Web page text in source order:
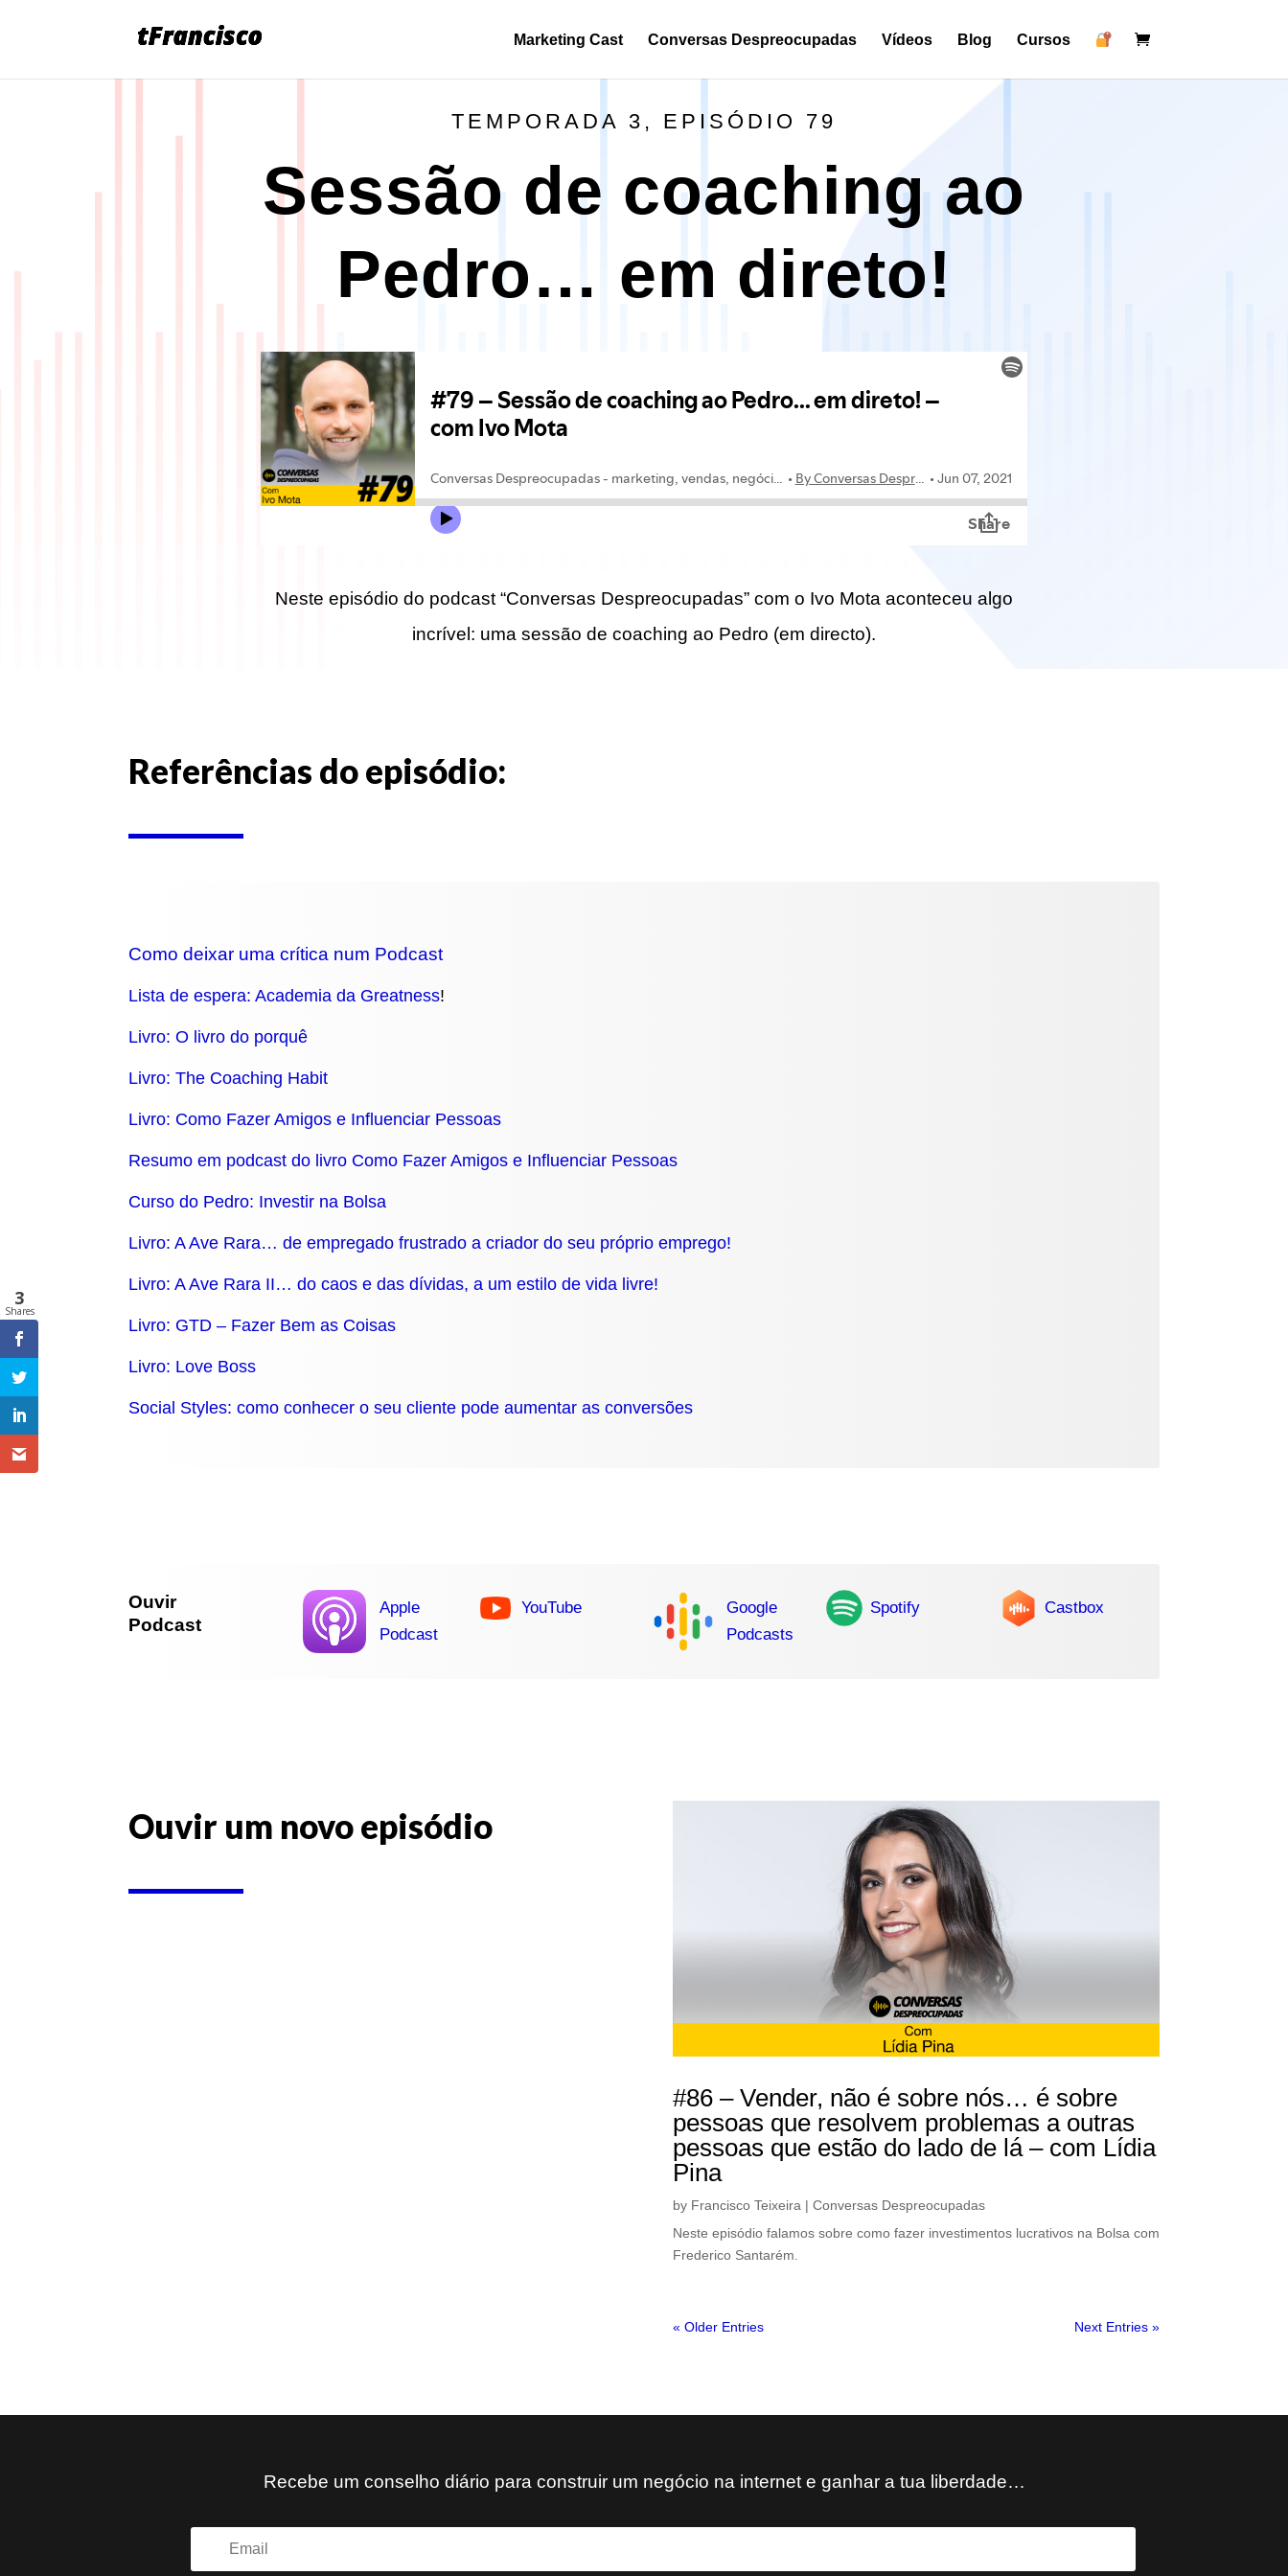
Marketing Cast Conversas Despreocupadas Vídeos Blog Cursos
TEMPORADA 3, EPISÓDIO 79
Sessão de coaching ao
Pedro… em direto!
Neste episódio do podcast “Conversas Despreocupadas” com o Ivo Mota aconteceu algo
incrível: uma sessão de coaching ao Pedro (em directo).
Referências do episódio:
Como deixar uma crítica num Podcast
Lista de espera: Academia da Greatness!
Livro: O livro do porquê
Livro: The Coaching Habit
Livro: Como Fazer Amigos e Influenciar Pessoas
Resumo em podcast do livro Como Fazer Amigos e Influenciar Pessoas
Curso do Pedro: Investir na Bolsa
Livro: A Ave Rara… de empregado frustrado a criador do seu próprio emprego!
Livro: A Ave Rara II… do caos e das dívidas, a um estilo de vida livre!
Livro: GTD – Fazer Bem as Coisas
Livro: Love Boss
Social Styles: como conhecer o seu cliente pode aumentar as conversões
Ouvir
Podcast
Apple
Podcast
YouTube
Google
Podcasts
Spotify Castbox
Ouvir um novo episódio
#86 – Vender, não é sobre nós… é sobre
pessoas que resolvem problemas a outras
pessoas que estão do lado de lá – com Lídia
Pina
by Francisco Teixeira | Conversas Despreocupadas
Neste episódio falamos sobre como fazer investimentos lucrativos na Bolsa com
Frederico Santarém.
« Older Entries Next Entries »
Recebe um conselho diário para construir um negócio na internet e ganhar a tua liberdade…
3
Shares